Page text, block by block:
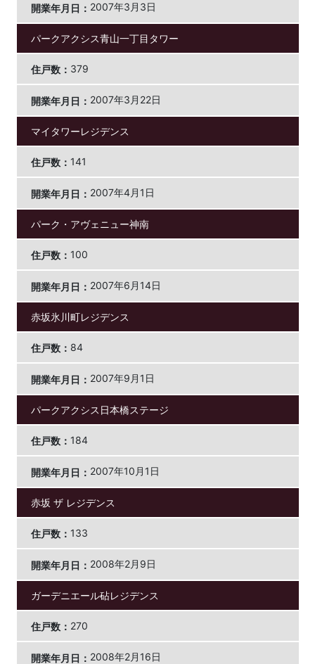
2007年3月3日
パークアクシス青山一丁目タワー
379
2007年3月22日
マイタワーレジデンス
141
2007年4月1日
パーク・アヴェニュー神南
100
2007年6月14日
赤坂氷川町レジデンス
84
2007年9月1日
パークアクシス日本橋ステージ
184
2007年10月1日
赤坂 ザ レジデンス
133
2008年2月9日
ガーデニエール砧レジデンス
270
2008年2月16日